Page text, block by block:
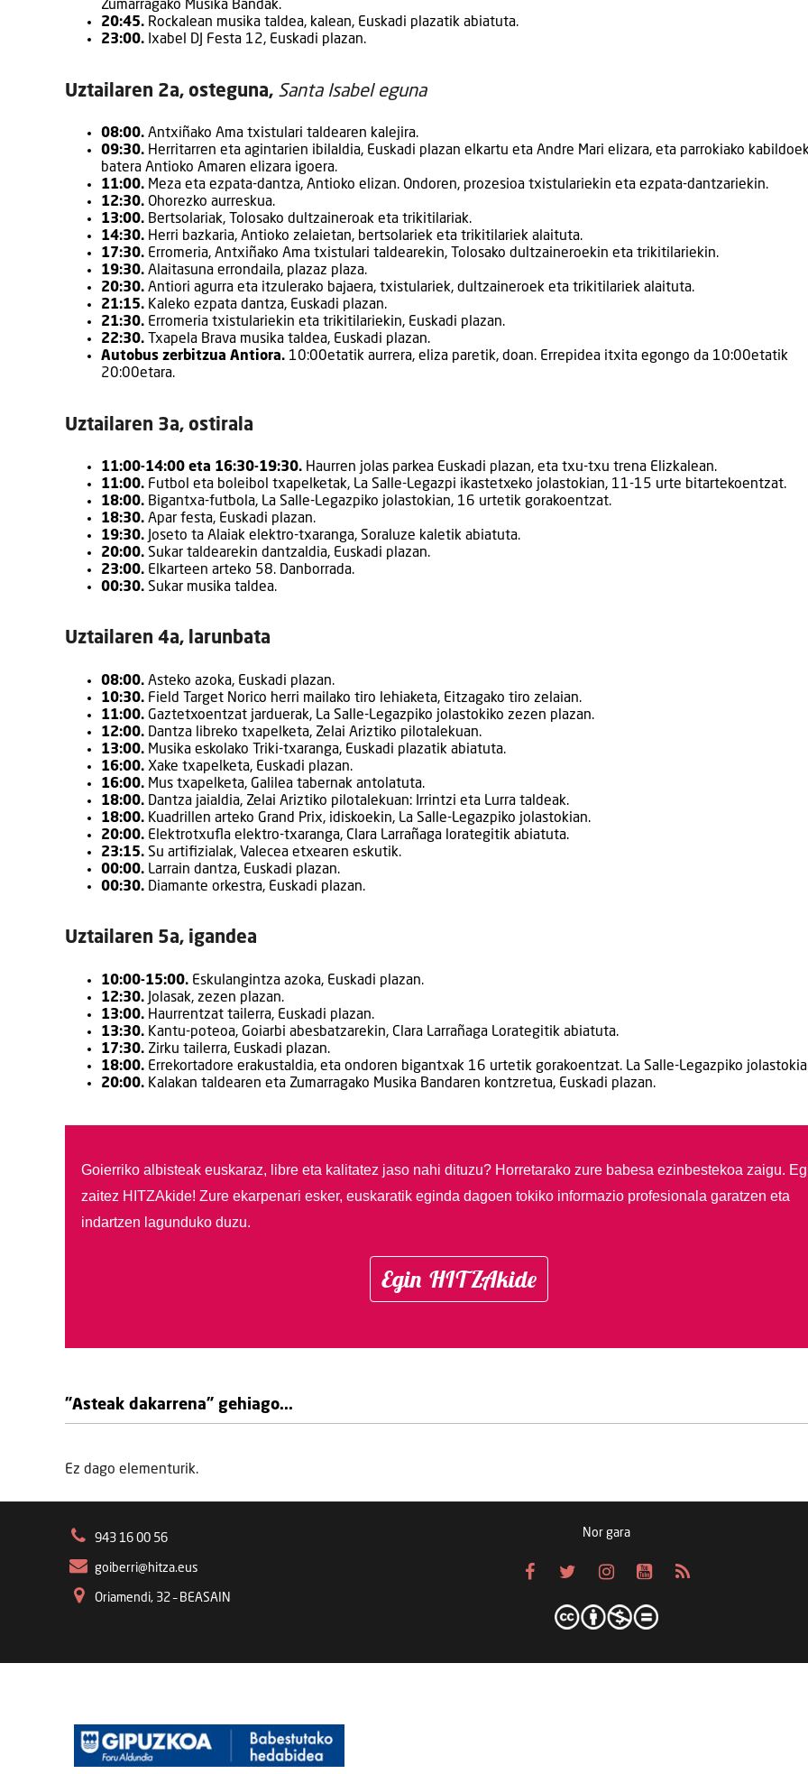
Zumarragako Musika Bandak.
20:45. Rockalean musika taldea, kalean, Euskadi plazatik abiatuta.
23:00. Ixabel DJ Festa 12, Euskadi plazan.
Uztailaren 2a, osteguna, Santa Isabel eguna
08:00. Antxiñako Ama txistulari taldearen kalejira.
09:30. Herritarren eta agintarien ibilaldia, Euskadi plazan elkartu eta Andre Mari elizara, eta parrokiako
batera Antioko Amaren elizara igoera.
11:00. Meza eta ezpata-dantza, Antioko elizan. Ondoren, prozesioa txistulariekin eta ezpata-dantzariekin.
12:30. Ohorezko aurreskua.
13:00. Bertsolariak, Tolosako dultzaineroak eta trikitilariak.
14:30. Herri bazkaria, Antioko zelaietan, bertsolariek eta trikitilariek alaituta.
17:30. Erromeria, Antxiñako Ama txistulari taldearekin, Tolosako dultzaineroekin eta trikitilariekin.
19:30. Alaitasuna errondaila, plazaz plaza.
20:30. Antiori agurra eta itzulerako bajaera, txistulariek, dultzaineroek eta trikitilariek alaituta.
21:15. Kaleko ezpata dantza, Euskadi plazan.
21:30. Erromeria txistulariekin eta trikitilariekin, Euskadi plazan.
22:30. Txapela Brava musika taldea, Euskadi plazan.
Autobus zerbitzua Antiora. 10:00etatik aurrera, eliza paretik, doan. Errepidea itxita egongo da 10:00etatik
20:00etara.
Uztailaren 3a, ostirala
11:00-14:00 eta 16:30-19:30. Haurren jolas parkea Euskadi plazan, eta txu-txu trena Elizkalean.
11:00. Futbol eta boleibol txapelketak, La Salle-Legazpi ikastetxeko jolastokian, 11-15 urte bitartekoentzat.
18:00. Bigantxa-futbola, La Salle-Legazpiko jolastokian, 16 urtetik gorakoentzat.
18:30. Apar festa, Euskadi plazan.
19:30. Joseto ta Alaiak elektro-txaranga, Soraluze kaletik abiatuta.
20:00. Sukar taldearekin dantzaldia, Euskadi plazan.
23:00. Elkarteen arteko 58. Danborrada.
00:30. Sukar musika taldea.
Uztailaren 4a, larunbata
08:00. Asteko azoka, Euskadi plazan.
10:30. Field Target Norico herri mailako tiro lehiaketa, Eitzagako tiro zelaian.
11:00. Gaztetxoentzat jarduerak, La Salle-Legazpiko jolastokiko zezen plazan.
12:00. Dantza libreko txapelketa, Zelai Ariztiko pilotalekuan.
13:00. Musika eskolako Triki-txaranga, Euskadi plazatik abiatuta.
16:00. Xake txapelketa, Euskadi plazan.
16:00. Mus txapelketa, Galilea tabernak antolatuta.
18:00. Dantza jaialdia, Zelai Ariztiko pilotalekuan: Irrintzi eta Lurra taldeak.
18:00. Kuadrillen arteko Grand Prix, idiskoekin, La Salle-Legazpiko jolastokian.
20:00. Elektrotxufla elektro-txaranga, Clara Larrañaga lorategitik abiatuta.
23:15. Su artifizialak, Valecea etxearen eskutik.
00:00. Larrain dantza, Euskadi plazan.
00:30. Diamante orkestra, Euskadi plazan.
Uztailaren 5a, igandea
10:00-15:00. Eskulangintza azoka, Euskadi plazan.
12:30. Jolasak, zezen plazan.
13:00. Haurrentzat tailerra, Euskadi plazan.
13:30. Kantu-poteoa, Goiarbi abesbatzarekin, Clara Larrañaga Lorategitik abiatuta.
17:30. Zirku tailerra, Euskadi plazan.
18:00. Errekortadore erakustaldia, eta ondoren bigantxak 16 urtetik gorakoentzat. La Salle-Legazpiko
20:00. Kalakan taldearen eta Zumarragako Musika Bandaren kontzretua, Euskadi plazan.
Goierriko albisteak euskaraz, libre eta kalitatez jaso nahi dituzu? Horretarako zure babesa ezinbestekoa zaigu.
zaitez HITZAkide! Zure ekarpenari esker, euskaratik eginda dagoen tokiko informazio profesionala garatzen eta
indartzen lagunduko duzu.
Egin HITZAkide
"Asteak dakarrena" gehiago...
Ez dago elementurik.
943 16 00 56
goiberri@hitza.eus
Oriamendi, 32 – BEASAIN
Nor gara